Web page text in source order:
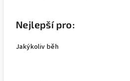
Nejlepší pro:
Jakýkoliv běh